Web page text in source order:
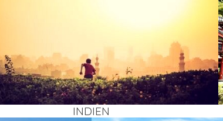
INDI­EN